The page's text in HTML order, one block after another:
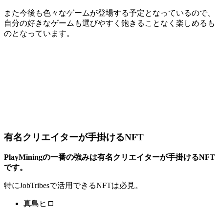
また今後も色々なゲームが登場する予定となっているので、
自分の好きなゲームも選びやすく飽きることなく楽しめるも
のとなっています。
有名クリエイターが手掛けるNFT
PlayMiningの一番の強みは有名クリエイターが手掛けるNFT
です。
特にJobTribesで活用できるNFTは必見。
真島ヒロ